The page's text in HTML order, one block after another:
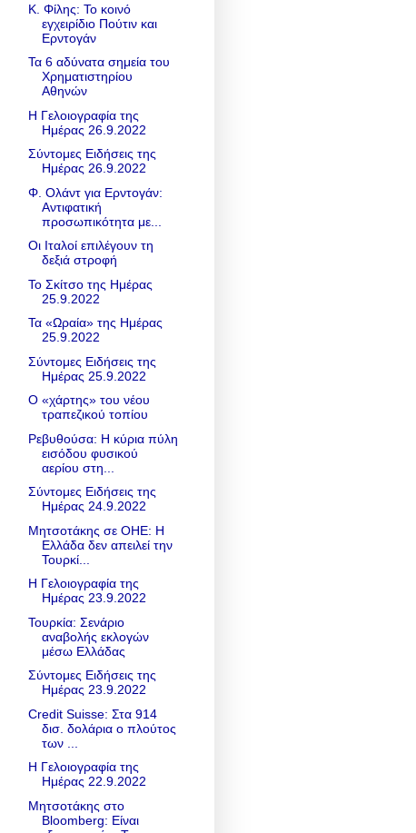
Κ. Φίλης: Το κοινό
εγχειρίδιο Πούτιν και
Ερντογάν
Τα 6 αδύνατα σημεία του
Χρηματιστηρίου
Αθηνών
Η Γελοιογραφία της
Ημέρας 26.9.2022
Σύντομες Ειδήσεις της
Ημέρας 26.9.2022
Φ. Ολάντ για Ερντογάν:
Αντιφατική
προσωπικότητα με...
Οι Ιταλοί επιλέγουν τη
δεξιά στροφή
Το Σκίτσο της Ημέρας
25.9.2022
Τα «Ωραία» της Ημέρας
25.9.2022
Σύντομες Ειδήσεις της
Ημέρας 25.9.2022
Ο «χάρτης» του νέου
τραπεζικού τοπίου
Ρεβυθούσα: Η κύρια πύλη
εισόδου φυσικού
αερίου στη...
Σύντομες Ειδήσεις της
Ημέρας 24.9.2022
Μητσοτάκης σε ΟΗΕ: Η
Ελλάδα δεν απειλεί την
Τουρκί...
Η Γελοιογραφία της
Ημέρας 23.9.2022
Τουρκία: Σενάριο
αναβολής εκλογών
μέσω Ελλάδας
Σύντομες Ειδήσεις της
Ημέρας 23.9.2022
Credit Suisse: Στα 914
δισ. δολάρια ο πλούτος
των ...
Η Γελοιογραφία της
Ημέρας 22.9.2022
Μητσοτάκης στο
Bloomberg: Είναι